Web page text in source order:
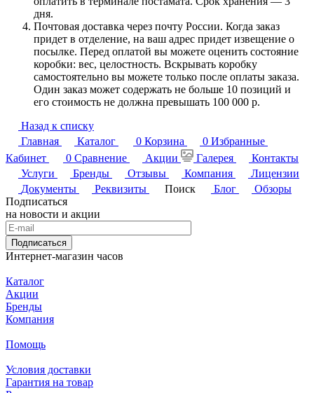
дня.
Почтовая доставка через почту России. Когда заказ
придет в отделение, на ваш адрес придет извещение о
посылке. Перед оплатой вы можете оценить состояние
коробки: вес, целостность. Вскрывать коробку
самостоятельно вы можете только после оплаты заказа.
Один заказ может содержать не больше 10 позиций и
его стоимость не должна превышать 100 000 р.
Назад к списку
Главная
Каталог 0 Корзина 0 Избранные
Кабинет
0 Сравнение Акции Галерея
Контакты
Услуги
Бренды Отзывы Компания
Лицензии
Документы
Реквизиты Поиск Блог
Обзоры
Подписаться
на новости и акции
Подписаться
Интернет-магазин часов
Каталог
Акции
Бренды
Компания
Помощь
Условия доставки
Гарантия на товар